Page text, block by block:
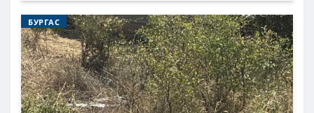
БУРГАС